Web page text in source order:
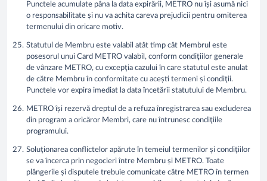
Punctele acumulate pâna la data expirării, METRO nu își asumă nici
o responsabilitate și nu va achita careva prejudicii pentru omiterea
termenului din oricare motiv.
Statutul de Membru este valabil atât timp cât Membrul este
posesorul unui Card METRO valabil, conform condiţiilor generale
de vânzare METRO, cu excepţia cazului în care statutul este anulat
de către Membru în conformitate cu acești termeni și condiţii.
Punctele vor expira imediat la data încetării statutului de Membru.
METRO își rezervă dreptul de a refuza înregistrarea sau excluderea
din program a oricăror Membri, care nu întrunesc condiţiile
programului.
Soluţionarea conflictelor apărute în temeiul termenilor și condiţiilor
se va încerca prin negocieri între Membru și METRO. Toate
plângerile și disputele trebuie comunicate către METRO în termen